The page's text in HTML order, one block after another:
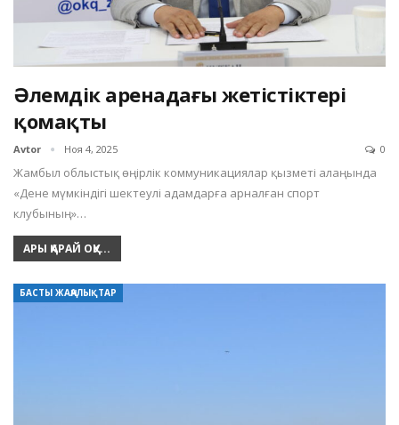
Әлемдік аренадағы жетістіктері
қомақты
Avtor Ноя 4, 2025 0
Жамбыл облыстық өңірлік коммуникациялар қызметі алаңында
«Дене мүмкіндігі шектеулі адамдарға арналған спорт
клубының»…
АРЫ ҚАРАЙ ОҚУ...
БАСТЫ ЖАҢАЛЫҚТАР